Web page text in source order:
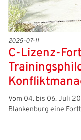
2025-07-11
C-Lizenz-
Vom 04. bis 06. Juli
Blankenburg eine